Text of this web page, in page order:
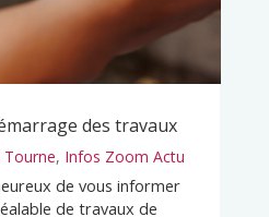
des travaux
Tourne, Infos Zoom Actu
de vous informer
de travaux de